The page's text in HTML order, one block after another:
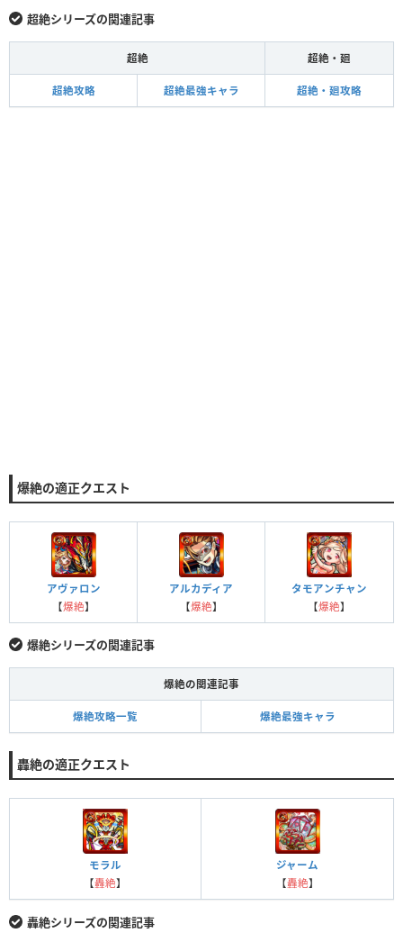
超絶シリーズの関連記事
超絶 超絶・廻
超絶攻略 超絶最強キャラ 超絶・廻攻略
爆絶の適正クエスト
アヴァロン
【爆絶】
アルカディア
【爆絶】
タモアンチャン
【爆絶】
爆絶シリーズの関連記事
爆絶の関連記事
爆絶攻略一覧 爆絶最強キャラ
轟絶の適正クエスト
モラル
【轟絶】
ジャーム
【轟絶】
轟絶シリーズの関連記事